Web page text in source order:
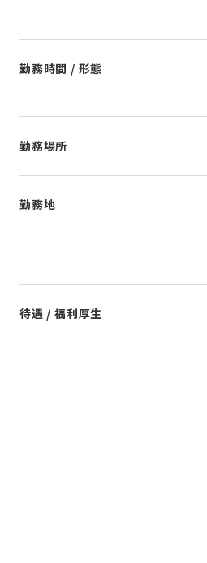
勤務時間 / 形態
勤務場所
勤務地
待遇 / 福利厚生